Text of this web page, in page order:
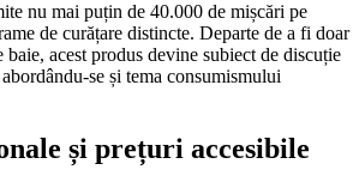
nu mai puțin de 40.000 de mișcări pe
de curățare distincte. Departe de a fi doar
acest produs devine subiect de discuție
se și tema consumismului
și prețuri accesibile